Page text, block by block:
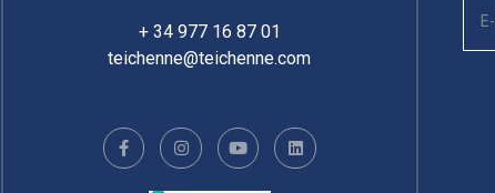
+ 34 977 16 87 01
teichenne@teichenne.com